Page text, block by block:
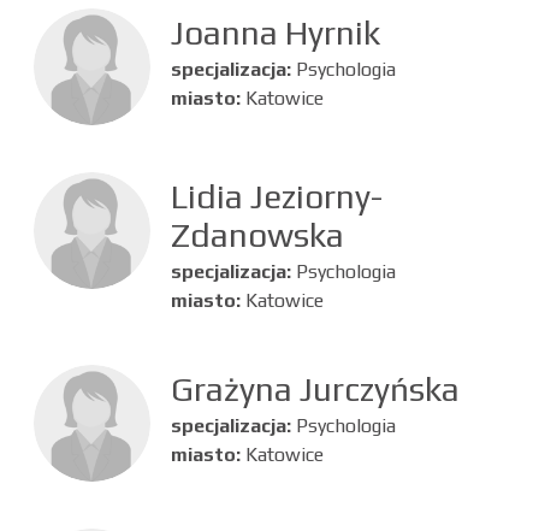
Joanna Hyrnik
specjalizacja: Psychologia
miasto: Katowice
Lidia Jeziorny-
Zdanowska
specjalizacja: Psychologia
miasto: Katowice
Grażyna Jurczyńska
specjalizacja: Psychologia
miasto: Katowice